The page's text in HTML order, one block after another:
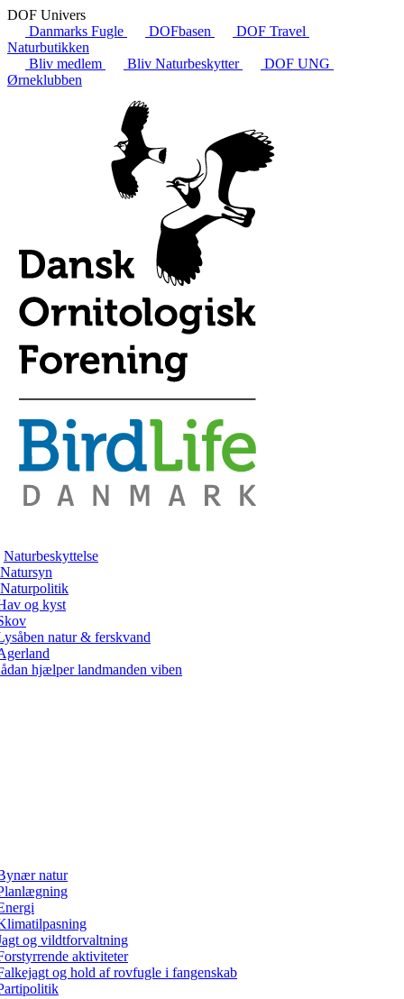
DOF Univers
Danmarks Fugle
DOFbasen
DOF Travel
Naturbutikken
Bliv medlem
Bliv Naturbeskytter
DOF UNG
Ørneklubben
Naturbeskyttelse
Natursyn
Naturpolitik
og kyst
natur & ferskvand
hjælper landmanden viben
natur
og vildtforvaltning
aktiviteter
og hold af rovfugle i fangenskab